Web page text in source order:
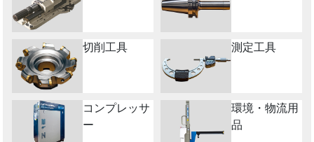
切削工具 測定工具
コンプレッサ
ー
環境・物流用
品